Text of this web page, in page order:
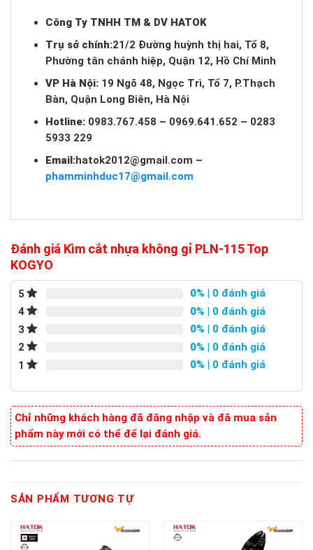
Công Ty TNHH TM & DV HATOK
Trụ sở chính:21/2 Đường huỳnh thị hai, Tổ 8,
Phường tân chánh hiệp, Quận 12, Hồ Chí Minh
VP Hà Nội: 19 Ngõ 48, Ngọc Trì, Tổ 7, P.Thạch
Bàn, Quận Long Biên, Hà Nội
Hotline: 0983.767.458 – 0969.641.652 – 0283
5933 229
Email:hatok2012@gmail.com –
phamminhduc17@gmail.com
Đánh giá Kìm cắt nhựa không gỉ PLN-115 Top
KOGYO
5 0% | 0 đánh giá
4
0% | 0 đánh giá
3
0% | 0 đánh giá
2
0% | 0 đánh giá
1
0% | 0 đánh giá
Chỉ những khách hàng đã đăng nhập và đã mua sản
phẩm này mới có thể để lại đánh giá.
SẢN PHẨM TƯƠNG TỰ